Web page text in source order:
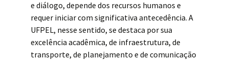
e diálogo, depende dos recursos humanos e
requer iniciar com significativa antecedência. A
UFPEL, nesse sentido, se destaca por sua
excelência acadêmica, de infraestrutura, de
transporte, de planejamento e de comunicação